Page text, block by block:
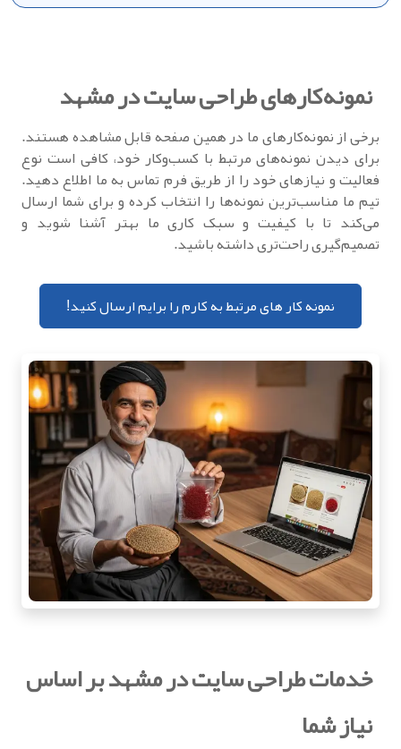
نمونه‌کارهای طراحی سایت در مشهد
برخی از نمونه‌کارهای ما در همین صفحه قابل مشاهده هستند.
برای دیدن نمونه‌های مرتبط با کسب‌وکار خود، کافی است نوع
فعالیت و نیازهای خود را از طریق فرم تماس به ما اطلاع دهید.
تیم ما مناسب‌ترین نمونه‌ها را انتخاب کرده و برای شما ارسال
می‌کند تا با کیفیت و سبک کاری ما بهتر آشنا شوید و
تصمیم‌گیری راحت‌تری داشته باشید.
نمونه کار های مرتبط به کارم را برایم ارسال کنید!
خدمات طراحی سایت در مشهد بر اساس
نیاز شما